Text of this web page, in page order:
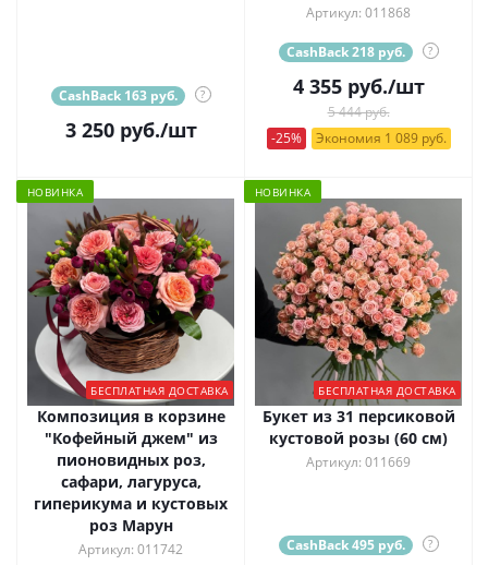
CashBack 163 руб. ?
3 250руб./шт
Артикул: 011868
CashBack 218 руб. ?
4 355руб./шт
5 444 руб.
-25%
Экономия 1 089 руб.
НОВИНКА
БЕСПЛАТНАЯ ДОСТАВКА
Композиция в корзине
"Кофейный джем" из
пионовидных роз,
сафари, лагуруса,
гиперикума и кустовых
роз Марун
Артикул: 011742
НОВИНКА
БЕСПЛАТНАЯ ДОСТАВКА
Букет из 31 персиковой
кустовой розы (60 см)
Артикул: 011669
CashBack 495 руб. ?